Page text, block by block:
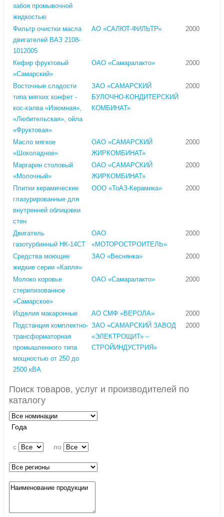
забоя промывочной
жидкостью
Фильтр очистки масла
двигателей ВАЗ 2108-
1012005
АО «САЛЮТ-ФИЛЬТР» 2000
Кефир фруктовый
«Самарский»
ОАО «Самаралакто» 2000
Восточные сладости
типа мягких конфет -
кос-халва «Изюмная»,
«Любительская», ойла
«Фруктовая»
ЗАО «САМАРСКИЙ
БУЛОЧНО-КОНДИТЕРСКИЙ
КОМБИНАТ»
2000
Масло мягкое
«Шоколадное»
ОАО «САМАРСКИЙ
ЖИРКОМБИНАТ»
2000
Маргарин столовый
«Молочный»
ОАО «САМАРСКИЙ
ЖИРКОМБИНАТ»
2000
Плитки керамические
глазурированные для
внутренней облицовки
стен
ООО «ТоАЗ-Керамика» 2000
Двигатель
газотурбинный НК-14СТ
ОАО
«МОТОРОСТРОИТЕЛЬ»
2000
Средства моющие
жидкие серии «Капля»
ЗАО «Веснянка» 2000
Молоко коровье
стерилизованное
«Самарское»
ОАО «Самаралакто» 2000
Изделия макаронные АО СМФ «ВЕРОЛА»
2000
Подстанция комплектно-
трансформаторная
промышленного типа
мощностью от 250 до
2500 кВА
ЗАО «САМАРСКИЙ ЗАВОД
«ЭЛЕКТРОЩИТ» –
СТРОЙИНДУСТРИЯ»
2000
Поиск товаров, услуг и производителей по
каталогу
Года
c по